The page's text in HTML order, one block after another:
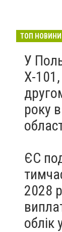
ТОП НОВИНИ
У
Х-
року
ЄС
2028
облік